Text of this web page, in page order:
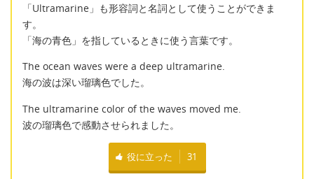
「Ultramarine」も形容詞と名詞として使うことができま
す。
「海の青色」を指しているときに使う言葉です。
The ocean waves were a deep ultramarine.
海の波は深い瑠璃色でした。
The ultramarine color of the waves moved me.
波の瑠璃色で感動させられました。
役に立った 31